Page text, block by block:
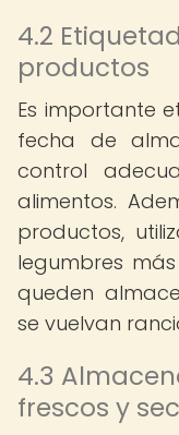
4.2
productos
Es importante
fecha de
control
alimentos.
productos,
legumbres
queden
se vuelvan
4.3
frescos y